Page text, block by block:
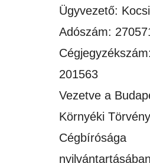
Ügyvezető:
Adószám:
201563
Vezetve a
Környéki
Cégbírósága
nyilvántartásában